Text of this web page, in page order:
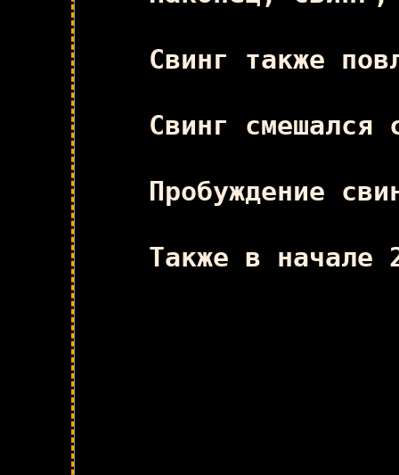
Свинг также
Свинг смешался
Пробуждение
Также в начале